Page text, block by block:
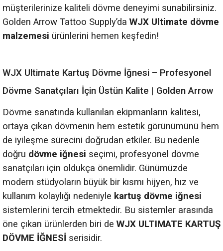
müşterilerinize kaliteli dövme deneyimi sunabilirsiniz.
Golden Arrow Tattoo Supply’da WJX Ultimate dövme
malzemesi ürünlerini hemen keşfedin!
WJX Ultimate Kartuş Dövme İğnesi – Profesyonel
Dövme Sanatçıları İçin Üstün Kalite | Golden Arrow
Dövme sanatında kullanılan ekipmanların kalitesi,
ortaya çıkan dövmenin hem estetik görünümünü hem
de iyileşme sürecini doğrudan etkiler. Bu nedenle
doğru dövme iğnesi seçimi, profesyonel dövme
sanatçıları için oldukça önemlidir. Günümüzde
modern stüdyoların büyük bir kısmı hijyen, hız ve
kullanım kolaylığı nedeniyle kartuş dövme iğnesi
sistemlerini tercih etmektedir. Bu sistemler arasında
öne çıkan ürünlerden biri de WJX ULTIMATE KARTUŞ
DÖVME İĞNESİ serisidir.